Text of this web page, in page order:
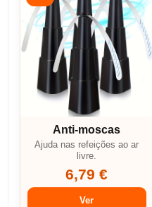
Anti-moscas
Ajuda nas refeições ao ar
livre.
6,79 €
Ver